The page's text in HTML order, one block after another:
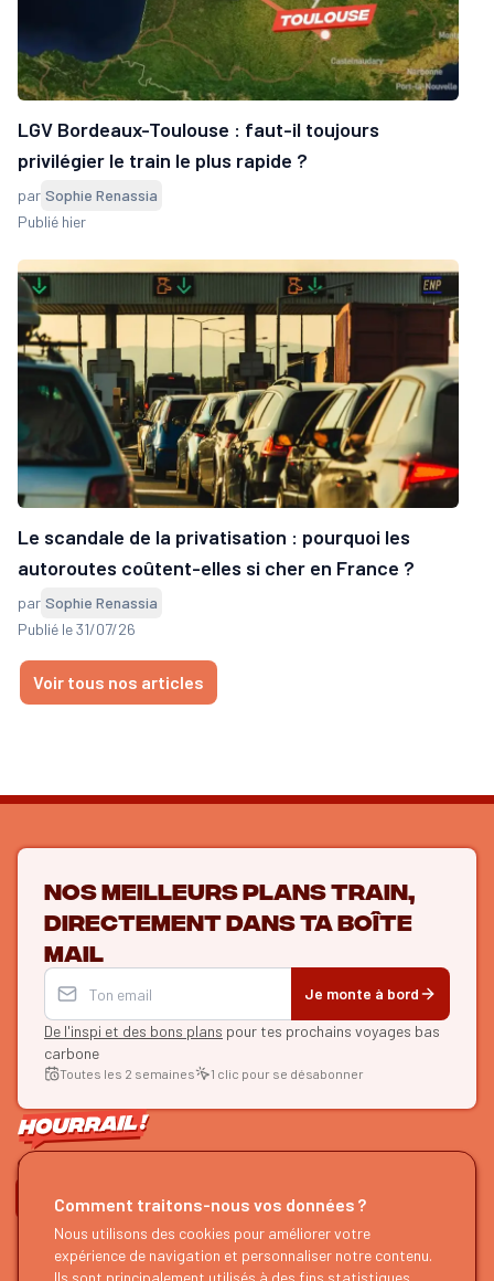
LGV Bordeaux-Toulouse : faut-il toujours
privilégier le train le plus rapide ?
par Sophie Renassia
Publié hier
Le scandale de la privatisation : pourquoi les
autoroutes coûtent-elles si cher en France ?
par Sophie Renassia
Publié le 31/07/26
Voir tous nos articles
Nos meilleurs plans train,
directement dans ta boîte
mail
Je monte à bord
De l'inspi et des bons plans pour tes prochains voyages bas
carbone
Toutes les 2 semaines 1 clic pour se désabonner
ON SE SUIT ?
HOURRAIL !
À propos
EXPLORER
Recherche d'itinéraires
Comment traitons-nous vos données ?
Nous utilisons des cookies pour améliorer votre
expérience de navigation et personnaliser notre contenu.
Ils sont principalement utilisés à des fins statistiques.